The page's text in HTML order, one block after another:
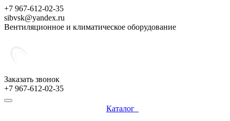
+7 967-612-02-35
sibvsk@yandex.ru
Вентиляционное и климатическое оборудование
Заказать звонок
+7 967-612-02-35
Каталог